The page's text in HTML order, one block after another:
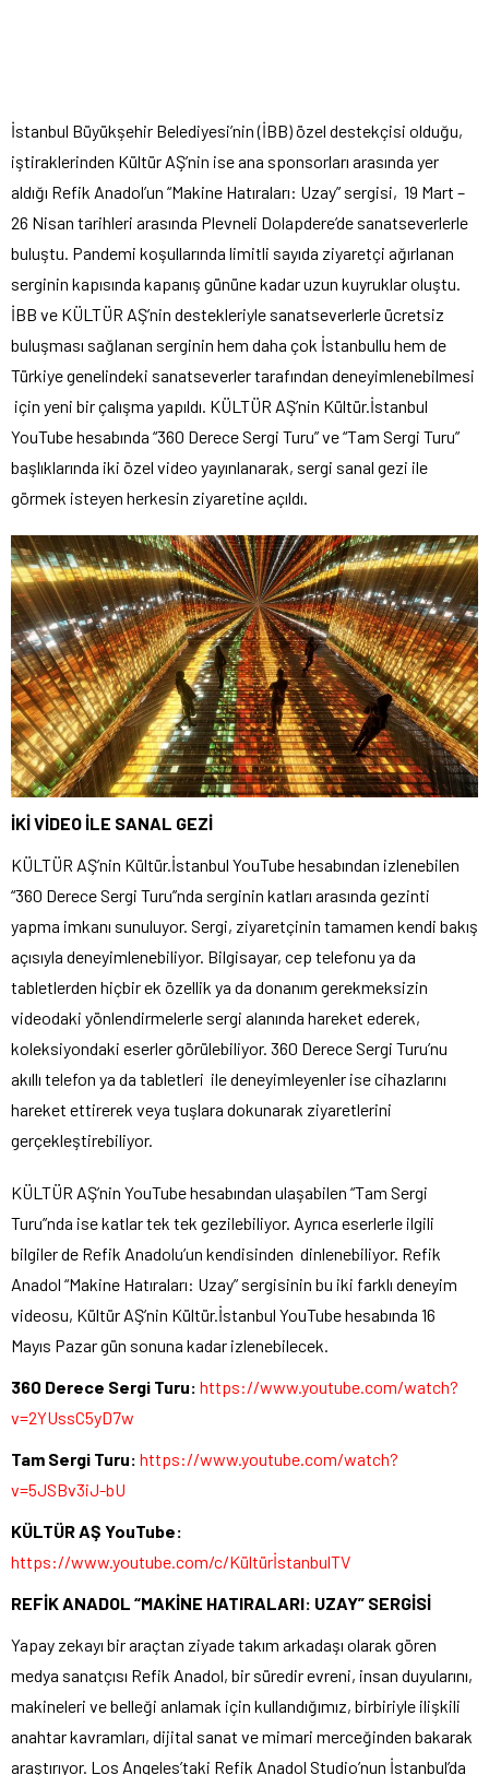
İstanbul Büyükşehir Belediyesi’nin (İBB) özel destekçisi olduğu,
iştiraklerinden Kültür AŞ’nin ise ana sponsorları arasında yer
aldığı Refik Anadol’un “Makine Hatıraları: Uzay” sergisi, 19 Mart –
26 Nisan tarihleri arasında Plevneli Dolapdere’de sanatseverlerle
buluştu. Pandemi koşullarında limitli sayıda ziyaretçi ağırlanan
serginin kapısında kapanış gününe kadar uzun kuyruklar oluştu.
İBB ve KÜLTÜR AŞ’nin destekleriyle sanatseverlerle ücretsiz
buluşması sağlanan serginin hem daha çok İstanbullu hem de
Türkiye genelindeki sanatseverler tarafından deneyimlenebilmesi
için yeni bir çalışma yapıldı. KÜLTÜR AŞ’nin Kültür.İstanbul
YouTube hesabında “360 Derece Sergi Turu” ve “Tam Sergi Turu”
başlıklarında iki özel video yayınlanarak, sergi sanal gezi ile
görmek isteyen herkesin ziyaretine açıldı.
İKİ VİDEO İLE SANAL GEZİ
KÜLTÜR AŞ’nin Kültür.İstanbul YouTube hesabından izlenebilen
“360 Derece Sergi Turu”nda serginin katları arasında gezinti
yapma imkanı sunuluyor. Sergi, ziyaretçinin tamamen kendi bakış
açısıyla deneyimlenebiliyor. Bilgisayar, cep telefonu ya da
tabletlerden hiçbir ek özellik ya da donanım gerekmeksizin
videodaki yönlendirmelerle sergi alanında hareket ederek,
koleksiyondaki eserler görülebiliyor. 360 Derece Sergi Turu’nu
akıllı telefon ya da tabletleri ile deneyimleyenler ise cihazlarını
hareket ettirerek veya tuşlara dokunarak ziyaretlerini
gerçekleştirebiliyor.
KÜLTÜR AŞ’nin YouTube hesabından ulaşabilen “Tam Sergi
Turu”nda ise katlar tek tek gezilebiliyor. Ayrıca eserlerle ilgili
bilgiler de Refik Anadolu’un kendisinden dinlenebiliyor. Refik
Anadol “Makine Hatıraları: Uzay” sergisinin bu iki farklı deneyim
videosu, Kültür AŞ’nin Kültür.İstanbul YouTube hesabında 16
Mayıs Pazar gün sonuna kadar izlenebilecek.
360 Derece Sergi Turu: https://www.youtube.com/watch?
v=2YUssC5yD7w
Tam Sergi Turu: https://www.youtube.com/watch?
v=5JSBv3iJ-bU
KÜLTÜR AŞ YouTube:
https://www.youtube.com/c/KültürİstanbulTV
REFİK ANADOL “MAKİNE HATIRALARI: UZAY” SERGİSİ
Yapay zekayı bir araçtan ziyade takım arkadaşı olarak gören
medya sanatçısı Refik Anadol, bir süredir evreni, insan duyularını,
makineleri ve belleği anlamak için kullandığımız, birbiriyle ilişkili
anahtar kavramları, dijital sanat ve mimari merceğinden bakarak
araştırıyor. Los Angeles’taki Refik Anadol Studio’nun İstanbul’da